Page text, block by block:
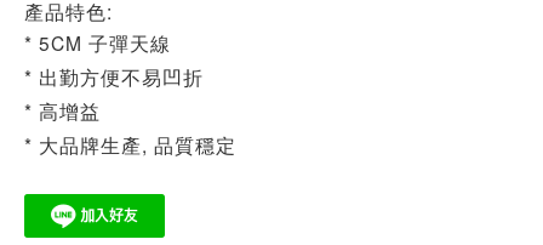
產品特色:
* 5CM 子彈天線
* 出勤方便不易凹折
* 高增益
* 大品牌生產, 品質穩定